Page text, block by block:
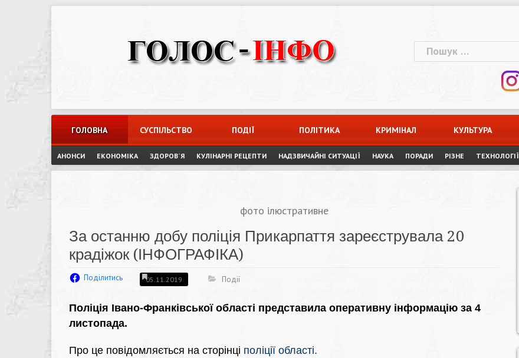
Пошук:
ГОЛОВНА СУСПІЛЬСТВО ПОДІЇ ПОЛІТИКА КРИМІНАЛ КУЛЬТУРА
АНОНСИ ЕКОНОМІКА ЗДОРОВ`Я КУЛІНАРНІ РЕЦЕПТИ НАДЗВИЧАЙНІ СИТУАЦІЇ НАУКА ПОРАДИ РІЗНЕ ТЕХНОЛОГІЇ
фото ілюстративне
За останню добу поліція Прикарпаття зареєструвала 20
крадіжок (ІНФОГРАФІКА)
Поділитись 05.11.2019 Події
Поліція Івано-Франківської області представила оперативну інформацію за 4
листопада.
Про це повідомляється на сторінці поліції області.